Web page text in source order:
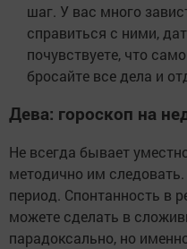
шаг. У вас много
справиться с ними,
почувствуете, что
бросайте все дела и
Дева: гороскоп на
Не всегда бывает
методично им
период. Спонтанность в
можете сделать в
парадоксально, но